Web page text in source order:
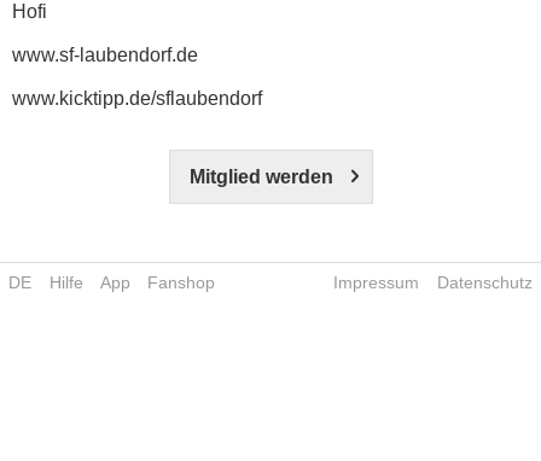
Hofi
www.sf-laubendorf.de
www.kicktipp.de/sflaubendorf
Mitglied werden
DE Hilfe App Fanshop Impressum Datenschutz